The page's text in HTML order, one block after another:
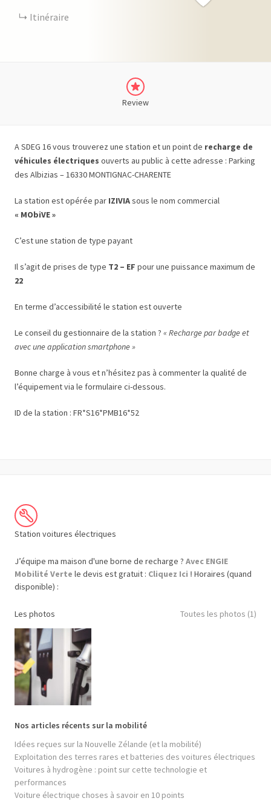
Itinéraire
Review
A SDEG 16 vous trouverez une station et un point de recharge de
véhicules électriques ouverts au public à cette adresse : Parking
des Albizias – 16330 MONTIGNAC-CHARENTE
La station est opérée par IZIVIAsous le nom commercial
« MObiVE »
C’est une station de type payant
Il s’agit de prises de type T2 – EF pour une puissance maximum de
22
En terme d’accessibilité le station est ouverte
Le conseil du gestionnaire de la station ? « Recharge par badge et
avec une application smartphone »
Bonne charge à vous et n’hésitez pas à commenter la qualité de
l’équipement via le formulaire ci-dessous.
ID de la station : FR*S16*PMB16*52
Station voitures électriques
J’équipe ma maison d'une borne de recharge ? Avec ENGIE
Mobilité Verte le devis est gratuit : Cliquez Ici ! Horaires (quand
disponible) :
Les photos Toutes les photos (1)
Nos articles récents sur la mobilité
Idées reçues sur la Nouvelle Zélande (et la mobilité)
Exploitation des terres rares et batteries des voitures électriques
Voitures à hydrogène : point sur cette technologie et
performances
Voiture électrique choses à savoir en 10 points